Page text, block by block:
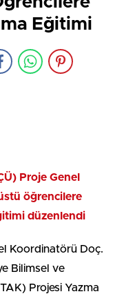
Eğitimi
Proje Genel
öğrencilere
düzenlendi
Koordinatörü Doç.
Bilimsel ve
Projesi Yazma